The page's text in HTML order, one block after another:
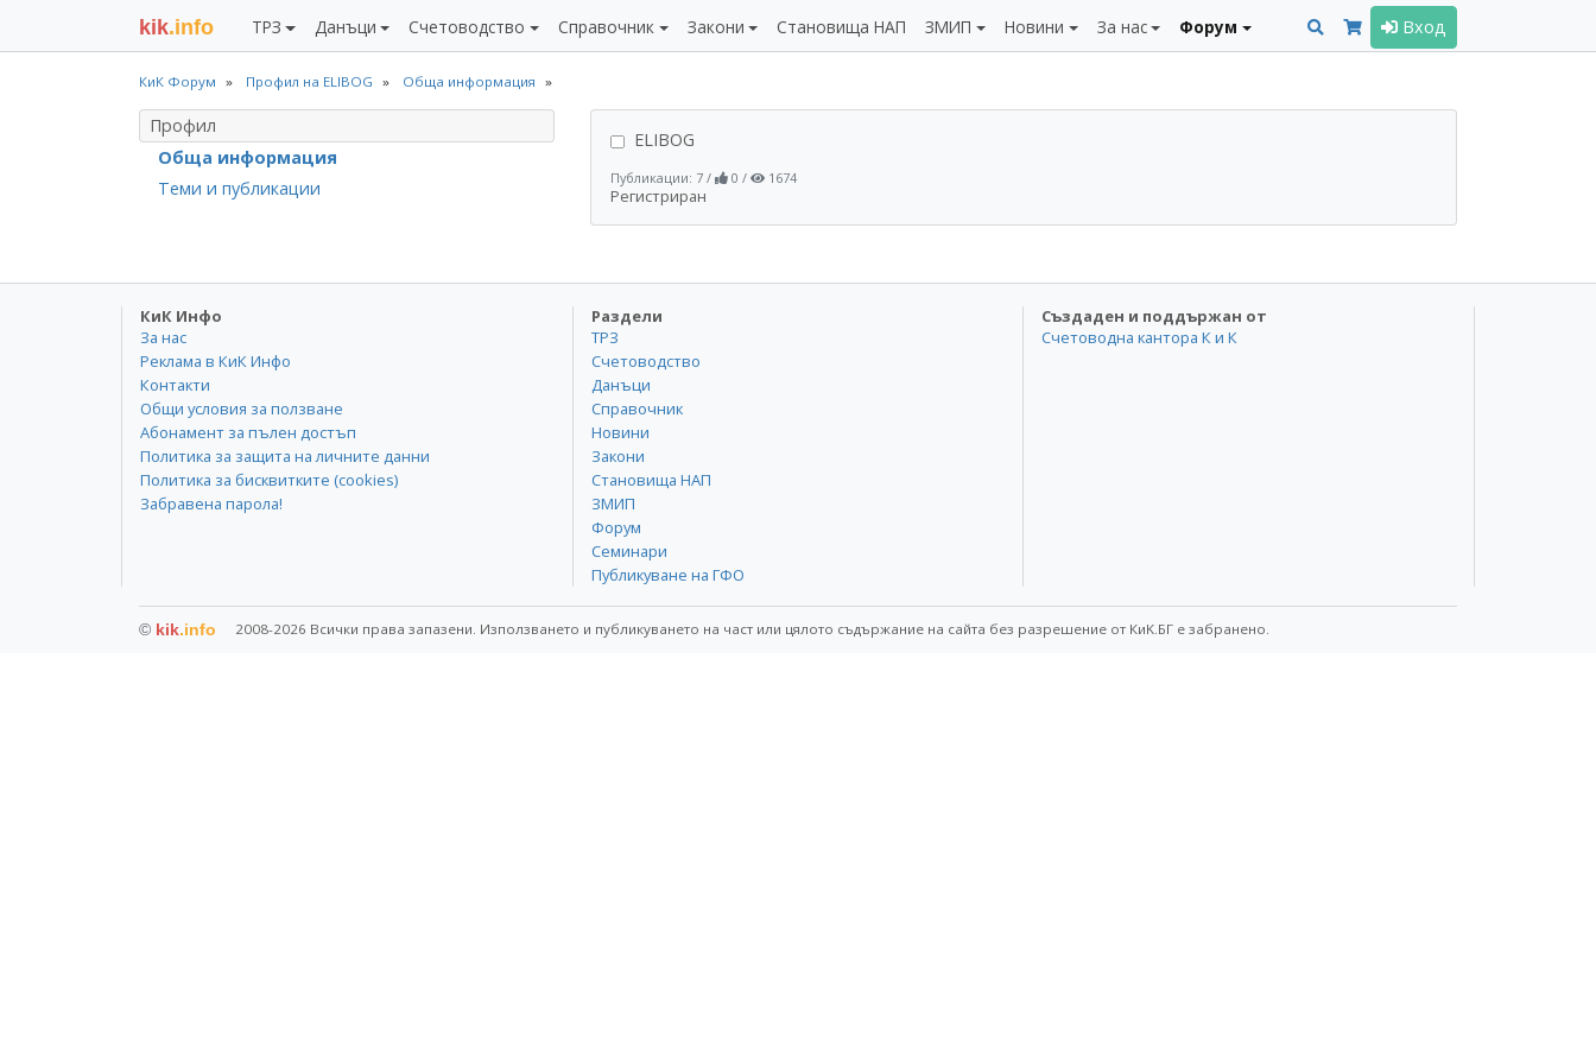
kik.info ТРЗ Данъци Счетоводство Справочник Закони Становища НАП ЗМИП Новини За нас Форум Вход
КиК Форум Профил на ELIBOG Обща информация
Профил
Обща информация
Теми и публикации
ELIBOG
Публикации: 7 / 0 / 1674
Регистриран
КиК Инфо
За нас
Реклама в КиК Инфо
Контакти
Общи условия за ползване
Абонамент за пълен достъп
Политика за защита на личните данни
Политика за бисквитките (cookies)
Забравена парола!
Раздели
ТРЗ
Счетоводство
Данъци
Справочник
Новини
Закони
Становища НАП
ЗМИП
Форум
Семинари
Публикуване на ГФО
Създаден и поддържан от
Счетоводна кантора К и К
© kik.info 2008-2026 Всички права запазени. Използването и публикуването на част или цялото съдържание на сайта без разрешение от КиK.БГ е забранено.